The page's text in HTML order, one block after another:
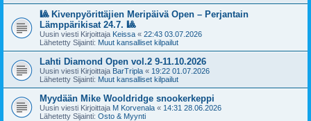
🎱 Kivenpyörittäjien Meripäivä Open – Perjantain
Lämppärikisat 24.7. 🎱
Uusin viesti Kirjoittaja Keissa « 22:43 03.07.2026
Lähetetty Sijainti: Muut kansalliset kilpailut
Lahti Diamond Open vol.2 9-11.10.2026
Uusin viesti Kirjoittaja BarTripla « 19:22 01.07.2026
Lähetetty Sijainti: Muut kansalliset kilpailut
Myydään Mike Wooldridge snookerkeppi
Uusin viesti Kirjoittaja M Korvenala « 14:31 28.06.2026
Lähetetty Sijainti: Osto & Myynti